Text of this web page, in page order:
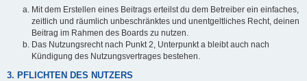
Mit dem Erstellen eines Beitrags erteilst du dem Betreiber ein einfaches,
zeitlich und räumlich unbeschränktes und unentgeltliches Recht, deinen
Beitrag im Rahmen des Boards zu nutzen.
Das Nutzungsrecht nach Punkt 2, Unterpunkt a bleibt auch nach
Kündigung des Nutzungsvertrages bestehen.
3. PFLICHTEN DES NUTZERS